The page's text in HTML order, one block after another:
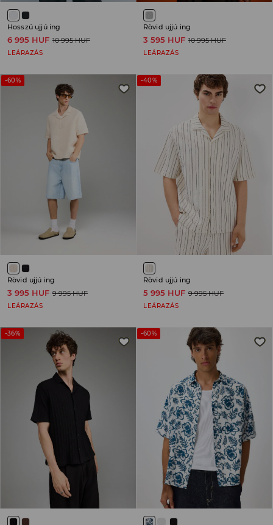
Hosszú ujjú ing
6 995 HUF 10 995 HUF
LEÁRAZÁS
Rövid ujjú ing
3 595 HUF 10 995 HUF
LEÁRAZÁS
-60%
Rövid ujjú ing
3 995 HUF 9 995 HUF
LEÁRAZÁS
-40%
Rövid ujjú ing
5 995 HUF 9 995 HUF
LEÁRAZÁS
-36% -60%